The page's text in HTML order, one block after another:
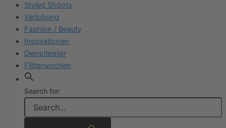
Styled Shoots
Verlobung
Fashion / Beauty
Inspirationen
Dienstleister
Flitterwochen
Search for: